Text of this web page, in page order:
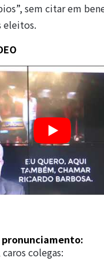
sem citar em
eleitos.
colegas: